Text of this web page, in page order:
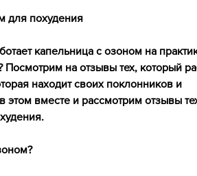
для похудения
капельница с озоном на
Посмотрим на отзывы тех, который
находит своих поклонников и
вместе и рассмотрим отзывы